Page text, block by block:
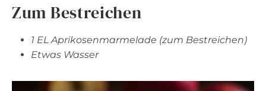
Zum Bestreichen
1 EL Aprikosenmarmelade (zum Bestreichen)
Etwas Wasser